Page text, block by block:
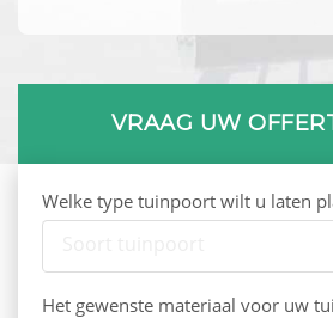
VRAAG UW
Welke type tuinpoort wilt u laten
Het gewenste materiaal voor uw